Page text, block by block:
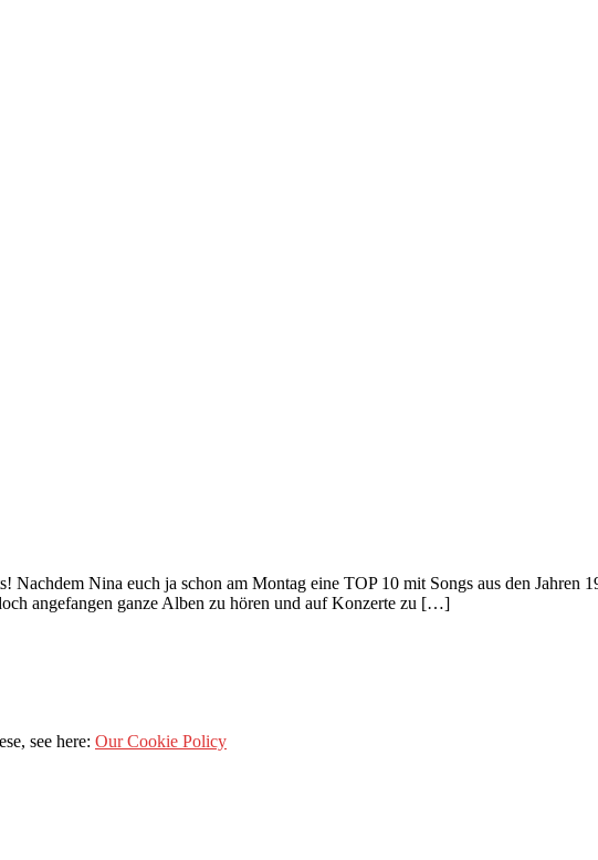
Nachdem Nina euch ja schon am Montag eine TOP 10 mit Songs aus den Jahren
angefangen ganze Alben zu hören und auf Konzerte zu […]
see here: Our Cookie Policy